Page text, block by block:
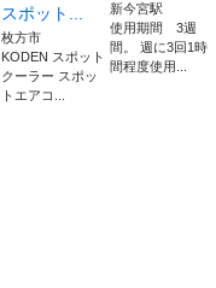
スポット...
枚方市
KODEN スポット
クーラー スポッ
トエアコ...
新今宮駅
使用期間 3週
間。 週に3回1時
間程度使用...